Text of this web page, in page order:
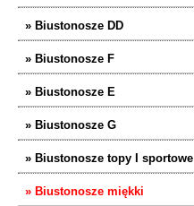
» Biustonosze DD
» Biustonosze F
» Biustonosze E
» Biustonosze G
» Biustonosze topy I sportowe
» Biustonosze miękki